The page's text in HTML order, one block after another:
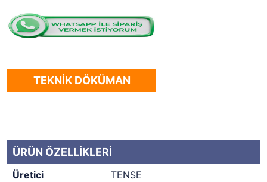
TEKNİK DÖKÜMAN
ÜRÜN ÖZELLİKLERİ
Üretici
TENSE